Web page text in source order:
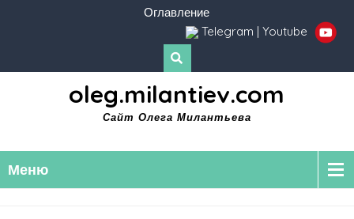
Оглавление
Telegram | Youtube
oleg.milantiev.com
Сайт Олега Милантьева
Меню